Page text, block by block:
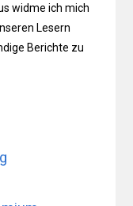
widme ich mich
Lesern
Berichte zu